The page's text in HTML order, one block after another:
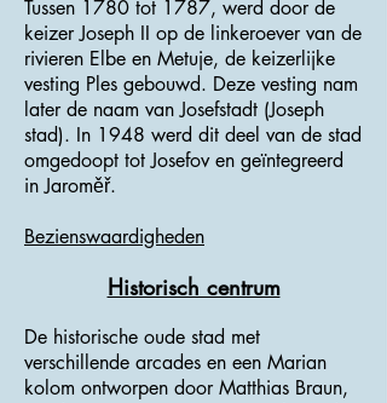
Tussen 1780 tot 1787, werd door de
keizer Joseph II op de linkeroever van de
rivieren Elbe en Metuje, de keizerlijke
vesting Ples gebouwd. Deze vesting nam
later de naam van Josefstadt (Joseph
stad). In 1948 werd dit deel van de stad
omgedoopt tot Josefov en geïntegreerd
in Jaroměř.
Bezienswaardigheden
Historisch centrum
De historische oude stad met
verschillende arcades en een Marian
kolom ontworpen door Matthias Braun,